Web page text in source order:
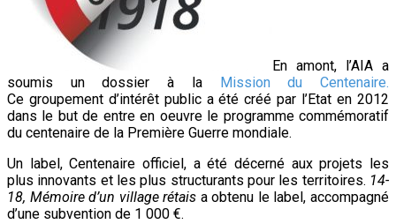
En amont, l’AIA a
soumis un dossier à la Mission du Centenaire.
Ce groupement d’intérêt public a été créé par l’Etat en 2012
dans le but de entre en oeuvre le programme commémoratif
du centenaire de la Première Guerre mondiale.
Un label, Centenaire officiel, a été décerné aux projets les
plus innovants et les plus structurants pour les territoires. 14-
18, Mémoire d’un village rétais a obtenu le label, accompagné
d’une subvention de 1 000 €.